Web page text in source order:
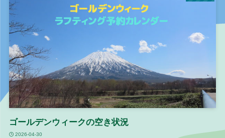
ゴールデンウィークの空き状況
2026-04-30